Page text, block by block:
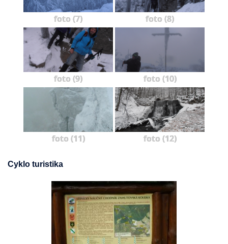
foto (7) foto (8)
foto (9) foto (10)
foto (11) foto (12)
Cyklo turistika